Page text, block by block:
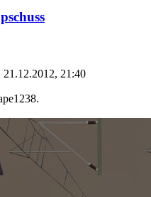
21.12.2012, 21:40